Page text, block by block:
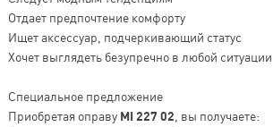
Отдает предпочтение комфорту
Ищет аксессуар, подчеркивающий статус
Хочет выглядеть безупречно в любой ситуации
Специальное предложение
Приобретая оправу MI 227 02 , вы получаете: